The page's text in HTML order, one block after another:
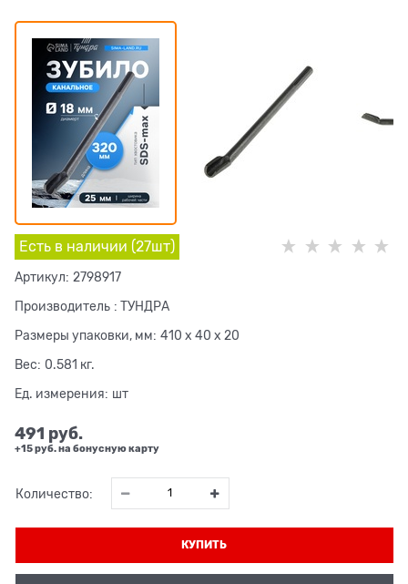
Есть в наличии (27шт)
Артикул: 2798917
Производитель : ТУНДРА
Размеры упаковки, мм: 410 x 40 x 20
Вес: 0.581 кг.
Ед. измерения: шт
491 руб.
+15 руб. на бонусную карту
Количество:
КУПИТЬ